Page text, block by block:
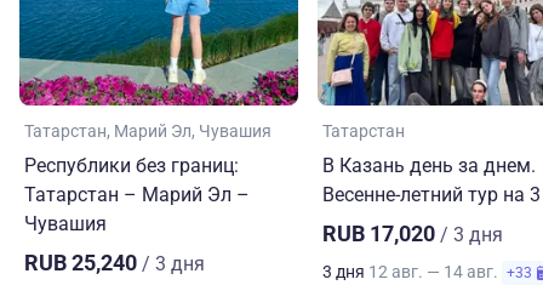
Татарстан Марий Эл Чувашия
Республики без границ:
Татарстан – Марий Эл –
Чувашия
RUB 25,240 / 3 дня
Татарстан
В Казань день за днем.
Весенне-летний тур на
RUB 17,020 / 3 дня
3 дня 12 авг. — 14 авг. +33